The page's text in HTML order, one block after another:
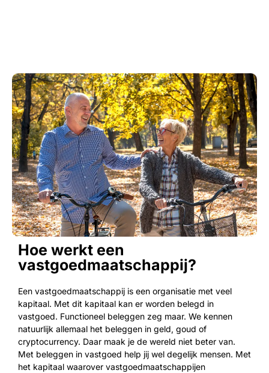
Hoe werkt een
vastgoedmaatschappij?
Een vastgoedmaatschappij is een organisatie met veel
kapitaal. Met dit kapitaal kan er worden belegd in
vastgoed. Functioneel beleggen zeg maar. We kennen
natuurlijk allemaal het beleggen in geld, goud of
cryptocurrency. Daar maak je de wereld niet beter van.
Met beleggen in vastgoed help jij wel degelijk mensen. Met
het kapitaal waarover vastgoedmaatschappijen